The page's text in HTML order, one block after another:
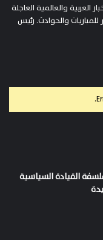
العربية والعالمية العاجلة
للمباريات والحوادث. رئيس
القيادة السياسية